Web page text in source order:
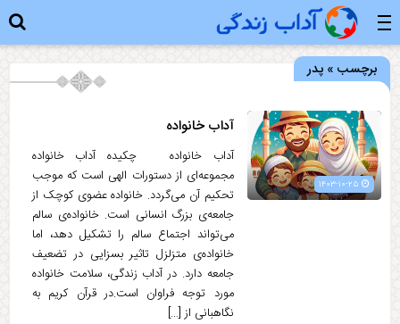
برچسب » پدر
آداب خانواده
آداب خانواده چکیده آداب خانواده
مجموعه‌ای از دستورات الهی است که موجب
تحکیم آن می‌گردد. خانواده عضوی کوچک از
جامعه‌ی بزرگ انسانی است. خانواده‌ی سالم
می‌تواند اجتماع سالم را تشکیل دهد، اما
خانواده‌ی متزلزل تاثیر بسزایی در تضعیف
جامعه دارد. در آداب زندگی، سلامت خانواده
مورد توجه فراوان است.در قرآن کریم به
نگاهبانی از […]